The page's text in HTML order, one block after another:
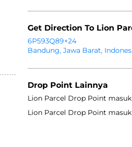
Get Direction To Lion
6P593Q89+24
Bandung, Jawa Barat,
Drop Point Lainnya
Lion Parcel Drop Point masuk
Lion Parcel Drop Point masuk